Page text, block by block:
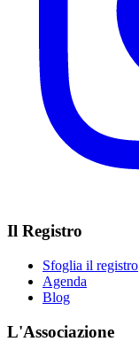
Il Registro
Sfoglia il registro
Agenda
Blog
L'Associazione